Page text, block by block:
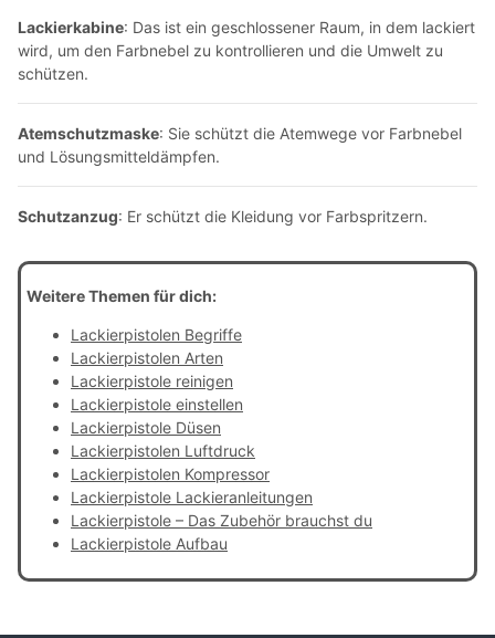
Lackierkabine: Das ist ein geschlossener Raum, in dem lackiert
wird, um den Farbnebel zu kontrollieren und die Umwelt zu
schützen.
Atemschutzmaske: Sie schützt die Atemwege vor Farbnebel
und Lösungsmitteldämpfen.
Schutzanzug: Er schützt die Kleidung vor Farbspritzern.
Weitere Themen für dich:
Lackierpistolen Begriffe
Lackierpistolen Arten
Lackierpistole reinigen
Lackierpistole einstellen
Lackierpistole Düsen
Lackierpistolen Luftdruck
Lackierpistolen Kompressor
Lackierpistole Lackieranleitungen
Lackierpistole – Das Zubehör brauchst du
Lackierpistole Aufbau